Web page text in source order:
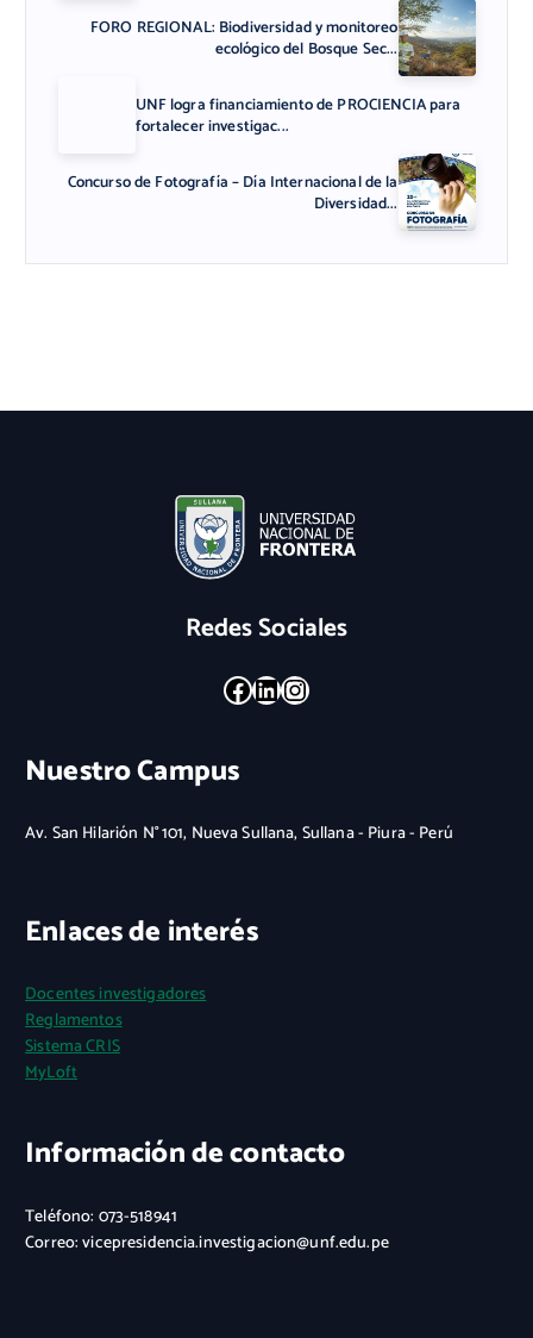
FORO REGIONAL: Biodiversidad y monitoreo
ecológico del Bosque Sec...
UNF logra financiamiento de PROCIENCIA para
fortalecer investigac...
Concurso de Fotografía – Día Internacional de la
Diversidad...
Redes Sociales
Facebook LinkedIn Instagram
Nuestro Campus
Av. San Hilarión N° 101, Nueva Sullana, Sullana - Piura - Perú
Enlaces de interés
Docentes investigadores
Reglamentos
Sistema CRIS
MyLoft
Información de contacto
Teléfono: 073-518941
Correo: vicepresidencia.investigacion@unf.edu.pe